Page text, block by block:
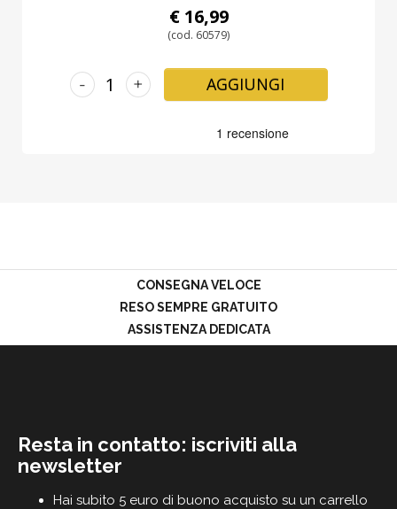
€ 16,99
(cod. 60579)
+
- AGGIUNGI
CONSEGNA VELOCE
RESO SEMPRE GRATUITO
ASSISTENZA DEDICATA
Resta in contatto: iscriviti alla
newsletter
Hai subito 5 euro di buono acquisto su un carrello